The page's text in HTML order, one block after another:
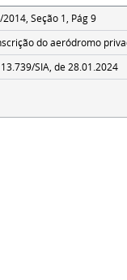
Seção 1, Pág 9
do aeródromo
SIA, de 28.01.2024